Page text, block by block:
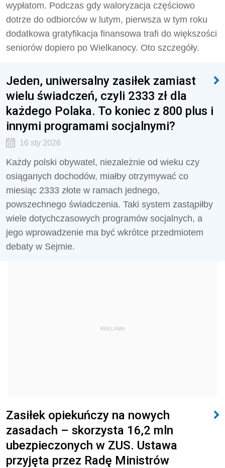
wypłatom. Podczas gdy waloryzacja częściowo
dotrze do odbiorców w lutym, pierwsza w tym roku
dodatkowa gratyfikacja finansowa trafi do większości
seniorów dopiero po Wielkanocy. Oto szczegóły.
Jeden, uniwersalny zasiłek zamiast
wielu świadczeń, czyli 2333 zł dla
każdego Polaka. To koniec z 800 plus i
innymi programami socjalnymi?
16 sty 2026
Każdy polski obywatel, niezależnie od wieku czy
osiąganych dochodów, miałby otrzymywać co
miesiąc 2333 złote w ramach jednego,
powszechnego świadczenia. Taki system zastąpiłby
wiele dotychczasowych programów socjalnych, a
jego wprowadzenie ma być wkrótce przedmiotem
debaty w Sejmie.
REKLAMA
Zasiłek opiekuńczy na nowych
zasadach – skorzysta 16,2 mln
ubezpieczonych w ZUS. Ustawa
przyjęta przez Radę Ministrów